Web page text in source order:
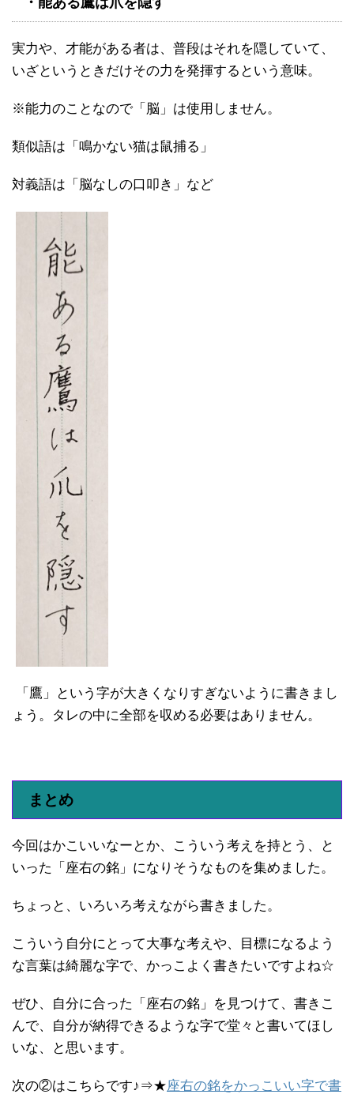
実力や、才能がある者は、普段はそれを隠していて、
いざというときだけその力を発揮するという意味。
※能力のことなので「脳」は使用しません。
類似語は「鳴かない猫は鼠捕る」
対義語は「脳なしの口叩き」など
「鷹」という字が大きくなりすぎないように書きまし
ょう。タレの中に全部を収める必要はありません。
まとめ
今回はかこいいなーとか、こういう考えを持とう、と
いった「座右の銘」になりそうなものを集めました。
ちょっと、いろいろ考えながら書きました。
こういう自分にとって大事な考えや、目標になるよう
な言葉は綺麗な字で、かっこよく書きたいですよね☆
ぜひ、自分に合った「座右の銘」を見つけて、書きこ
んで、自分が納得できるような字で堂々と書いてほし
いな、と思います。
次の②はこちらです♪⇒★座右の銘をかっこいい字で書